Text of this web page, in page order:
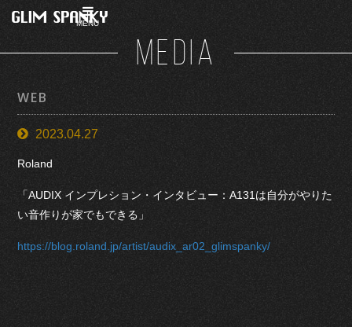
MENU
MEDIA
WEB
2023.04.27
Roland
「AUDIX インプレション・インタビュー：A131は自分がやりた
い音作りが家でもできる」
https://blog.roland.jp/artist/audix_ar02_glimspanky/